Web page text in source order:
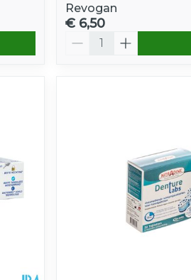
Revogan
€ 6,50
Aantal